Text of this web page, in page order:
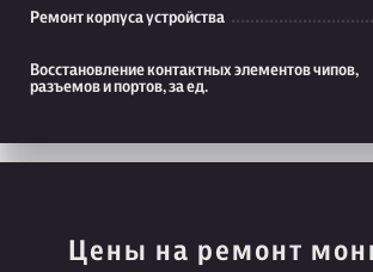
Ремонт корпуса устройства
Восстановление контактных элементов чипов,
разъемов и портов, за ед.
Цены на ремонт